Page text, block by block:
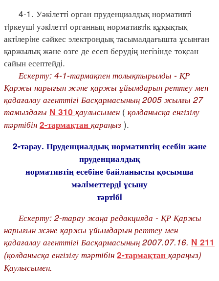
4-1. Уәкiлеттi орган пруденциалдық нормативтi
тiркеушi уәкiлеттi органның нормативтiк құқықтық
актiлерiне сәйкес электрондық тасымалдағышта ұсынған
қаржылық және өзге де есеп берудiң негiзiнде тоқсан
сайын есептейдi.
Ескерту: 4-1-тармақпен толықтырылды - ҚР
Қаржы нарығын және қаржы ұйымдарын реттеу мен
қадағалау агенттігі Басқармасының 2005 жылғы 27
тамыздағы N 310 қаулысымен ( қолданысқа енгізілу
тәртібін 2-тармақтан қараңыз ).
2-тарау. Пруденциалдық нормативтің есебін және
пруденциалдық
нормативтің есебіне байланысты қосымша
мәлiметтердi ұсыну
тәртiбi
Ескерту: 2-тарау жаңа редакцияда - ҚР Қаржы
нарығын және қаржы ұйымдарын реттеу мен
қадағалау агенттігі Басқармасының 2007.07.16. N 211
(қолданысқа енгізілу тәртібін 2-тармақтан қараңыз)
Қаулысымен.